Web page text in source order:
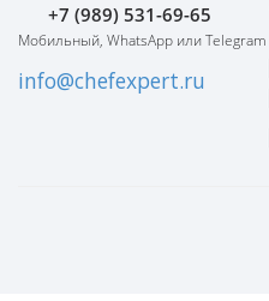
+7 (989) 531-69-65
Мобильный, WhatsApp или Telegram
info@chefexpert.ru